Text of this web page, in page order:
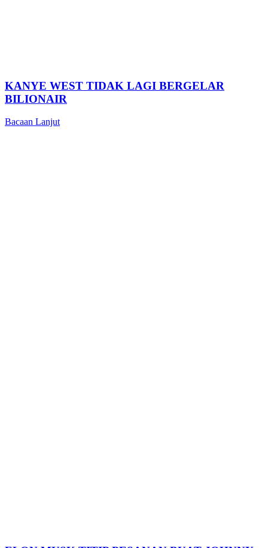
KANYE WEST TIDAK LAGI BERGELAR
BILIONAIR
Bacaan Lanjut